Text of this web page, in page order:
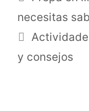
necesitas
y consejos